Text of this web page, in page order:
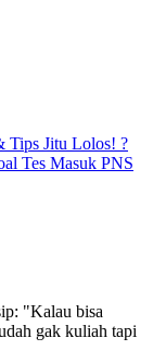
Tips Jitu Lolos! ?
Tes Masuk PNS
"Kalau bisa
gak kuliah tapi